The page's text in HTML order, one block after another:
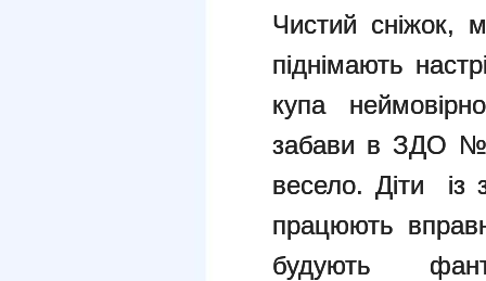
Чистий сніжок,
піднімають
купа
забави в ЗДО №
весело. Діти із
працюють
будують